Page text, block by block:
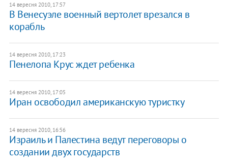
14 вересня 2010, 17:57
В Венесуэле военный вертолет врезался в
корабль
14 вересня 2010, 17:23
Пенелопа Крус ждет ребенка
14 вересня 2010, 17:05
Иран освободил американскую туристку
14 вересня 2010, 16:56
Израиль и Палестина ведут переговоры о
создании двух государств